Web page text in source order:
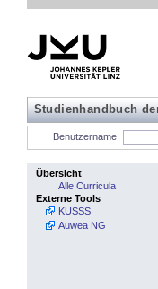
Studienhandbuch
Benutzername
Übersicht
Alle Curricula
Externe Tools
KUSSS
Auwea NG